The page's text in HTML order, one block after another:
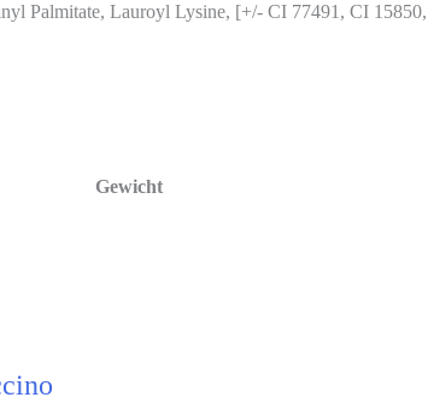
Palmitate, Lauroyl Lysine, [+/- CI 77491, CI
Gewicht